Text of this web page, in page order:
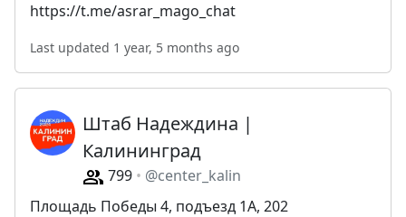
https://t.me/asrar_mago_chat
Last updated 1 year, 5 months ago
Штаб Надеждина |
Калининград
799
@center_kalin
Площадь Победы 4, подъезд 1А, 202